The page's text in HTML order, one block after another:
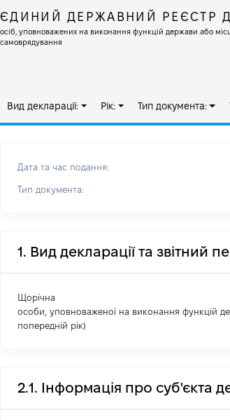
ЄДИНИЙ ДЕРЖАВНИЙ РЕЄСТР
осіб, уповноважених на виконання функцій держави або
самоврядування
Вид декларації: Рік: Тип документа:
Дата та час подання:
Тип документа:
1. Вид декларації та звітний
Щорічна
особи, уповноваженої на виконання функцій
попередній рік)
2.1. Інформація про суб'єкта